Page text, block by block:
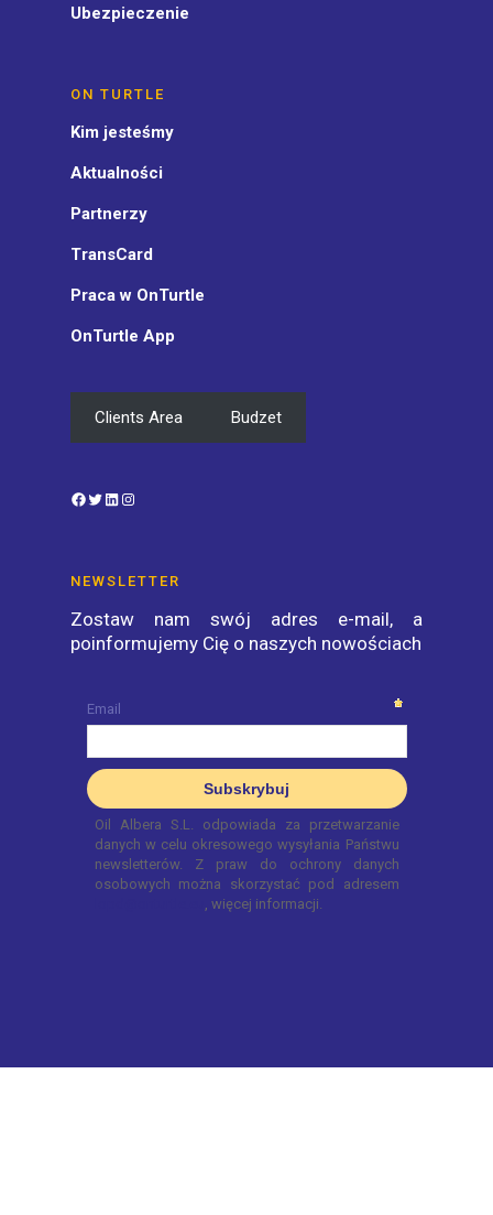
Ubezpieczenie
ON TURTLE
Kim jesteśmy
Aktualności
Partnerzy
TransCard
Praca w OnTurtle
OnTurtle App
Clients Area Budzet
Facebook
TwitterLinkedIn
NEWSLETTER
Zostaw nam swój adres e-mail, a
poinformujemy Cię o naszych nowościach